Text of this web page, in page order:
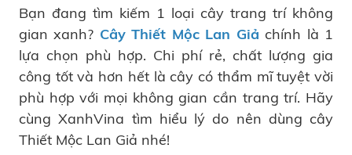
Bạn đang tìm kiếm 1 loại cây trang trí không
gian xanh? Cây Thiết Mộc Lan Giả chính là 1
lựa chọn phù hợp. Chi phí rẻ, chất lượng gia
công tốt và hơn hết là cây có thẩm mĩ tuyệt vời
phù hợp với mọi không gian cần trang trí. Hãy
cùng XanhVina tìm hiểu lý do nên dùng cây
Thiết Mộc Lan Giả nhé!